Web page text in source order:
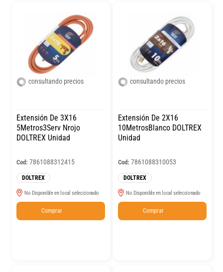
consultando precios
Extensión De 3X16
5Metros3Serv Nrojo
DOLTREX Unidad
Cod: 7861088312415
DOLTREX
No Disponible en local seleccionado
Comprar
consultando precios
Extensión De 2X16
10MetrosBlanco DOLTREX
Unidad
Cod: 7861088310053
DOLTREX
No Disponible en local seleccionado
Comprar